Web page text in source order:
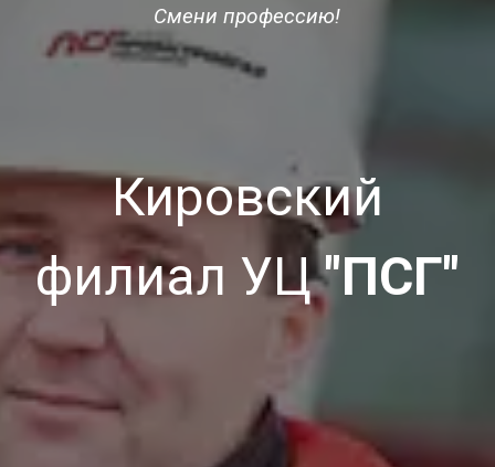
Смени профессию!
Кировский
филиал УЦ"ПСГ"